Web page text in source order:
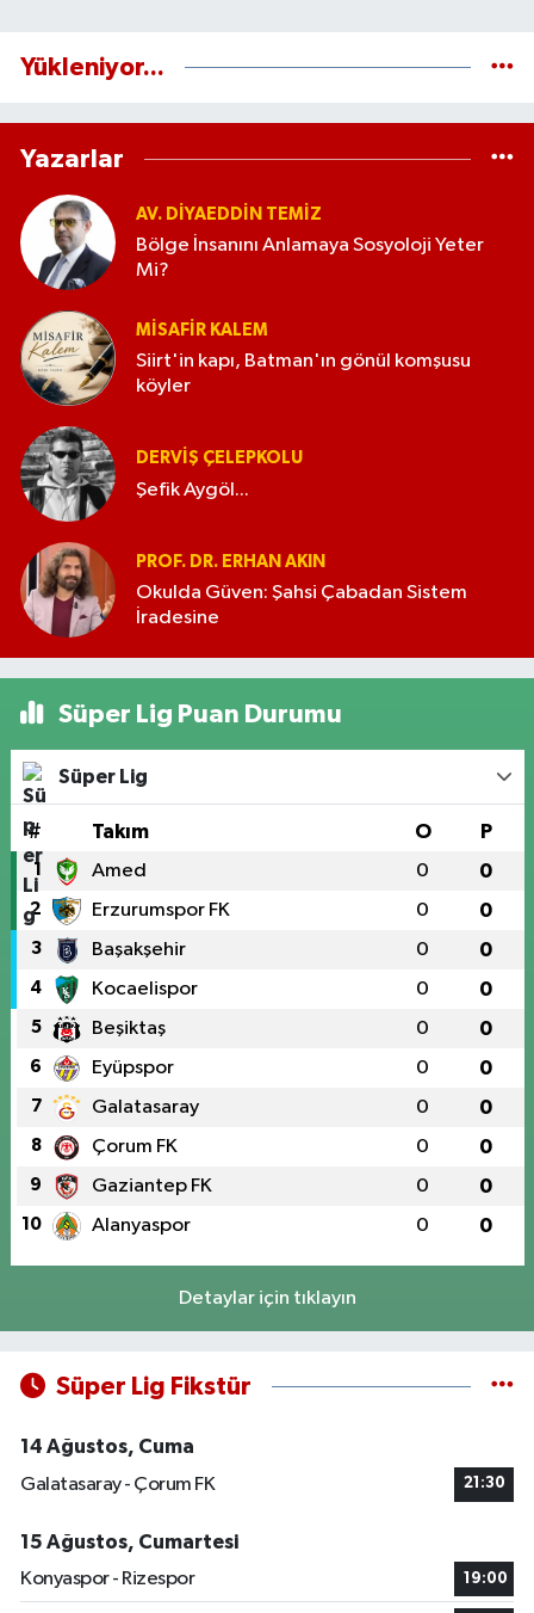
Yükleniyor...
Yazarlar
AV. DIYAEDDIN TEMIZ
Bölge İnsanını Anlamaya Sosyoloji Yeter
Mi?
MISAFIR KALEM
Siirt'in kapı, Batman'ın gönül komşusu
köyler
DERVIŞ ÇELEPKOLU
Şefik Aygöl...
PROF. DR. ERHAN AKIN
Okulda Güven: Şahsi Çabadan Sistem
İradesine
Süper Lig Puan Durumu
Süper Lig
# Takım O P
1 Amed 0 0
2 Erzurumspor FK 0 0
3 Başakşehir 0 0
4 Kocaelispor 0 0
5 Beşiktaş 0 0
6 Eyüpspor 0 0
7 Galatasaray 0 0
8 Çorum FK 0 0
9 Gaziantep FK 0 0
10 Alanyaspor 0 0
Detaylar için tıklayın
Süper Lig Fikstür
14 Ağustos, Cuma
Galatasaray - Çorum FK
21:30
15 Ağustos, Cumartesi
Konyaspor - Rizespor
19:00